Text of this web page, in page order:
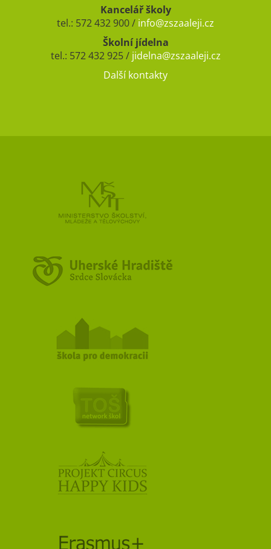
Kancelář školy
tel.: 572 432 900 / info@zszaaleji.cz
Školní jídelna
tel.: 572 432 925 / jidelna@zszaaleji.cz
Další kontakty